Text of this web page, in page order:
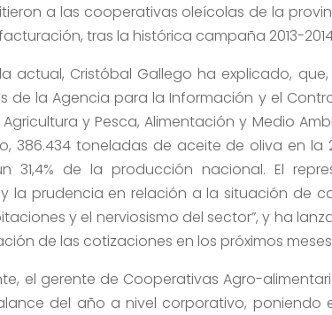
a las cooperativas oleícolas de la
tras la histórica campaña 2013-
actual, Cristóbal Gallego ha explicado,
de la Agencia para la Información y el
Agricultura y Pesca, Alimentación y Medio
386.434 toneladas de aceite de oliva en la
31,4% de la producción nacional. El
la prudencia en relación a la situación de
y el nerviosismo del sector”, y ha
de las cotizaciones en los próximos
el gerente de Cooperativas Agro-
del año a nivel corporativo, poniendo